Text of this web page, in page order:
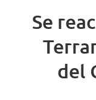
Se
del